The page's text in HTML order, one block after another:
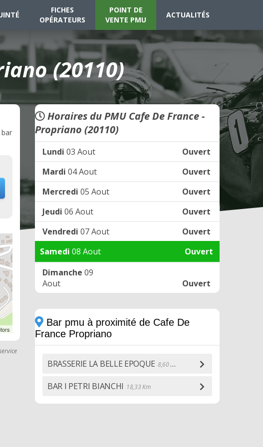
FICHES
OPÉRATEURS
POINT DE
VENTE PMU
ACTUALITÉS
(20110)
Horaires du PMU Cafe De France -
Propriano (20110)
Lundi 03 Aout
Ouvert
Mardi 04 Aout
Ouvert
Mercredi 05 Aout
Ouvert
Jeudi 06 Aout
Ouvert
Vendredi 07 Aout
Ouvert
Samedi 08 Aout
Ouvert
Dimanche 09
Aout
Ouvert
Bar pmu à proximité de Cafe De
France Propriano
BRASSERIE LA BELLE EPOQUE 8,60 Km
BAR I PETRI BIANCHI 18,33 Km